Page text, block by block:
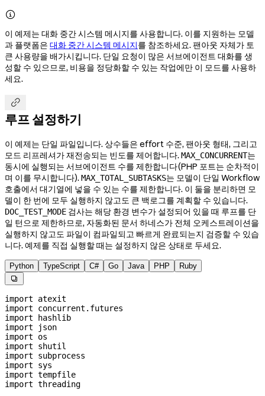

이 예제는 대화 중간 시스템 메시지를 사용합니다. 이를 지원하는 모델
과 플랫폼은 대화 중간 시스템 메시지를 참조하세요. 팬아웃 자체가 토
큰 사용량을 배가시킵니다. 단일 요청이 많은 서브에이전트 대화를 생
성할 수 있으므로, 비용을 정당화할 수 있는 작업에만 이 모드를 사용하
세요.

루프 설정하기
이 예제는 단일 파일입니다. 상수들은 effort 수준, 팬아웃 형태, 그리고
모드 리프레셔가 재전송되는 빈도를 제어합니다. MAX_CONCURRENT는
동시에 실행되는 서브에이전트 수를 제한합니다(PHP 포트는 순차적이
며 이를 무시합니다). MAX_TOTAL_SUBTASKS는 모델이 단일 Workflow
호출에서 대기열에 넣을 수 있는 수를 제한합니다. 이 둘을 분리하면 모
델이 한 번에 모두 실행하지 않고도 큰 백로그를 계획할 수 있습니다.
DOC_TEST_MODE 검사는 해당 환경 변수가 설정되어 있을 때 루프를 단
일 턴으로 제한하므로, 자동화된 문서 하네스가 전체 오케스트레이션을
실행하지 않고도 파일이 컴파일되고 빠르게 완료되는지 검증할 수 있습
니다. 예제를 직접 실행할 때는 설정하지 않은 상태로 두세요.
Python TypeScript C# Go Java PHP Ruby

import atexit
import concurrent.futures
import hashlib
import json
import os
import shutil
import subprocess
import sys
import tempfile
import threading